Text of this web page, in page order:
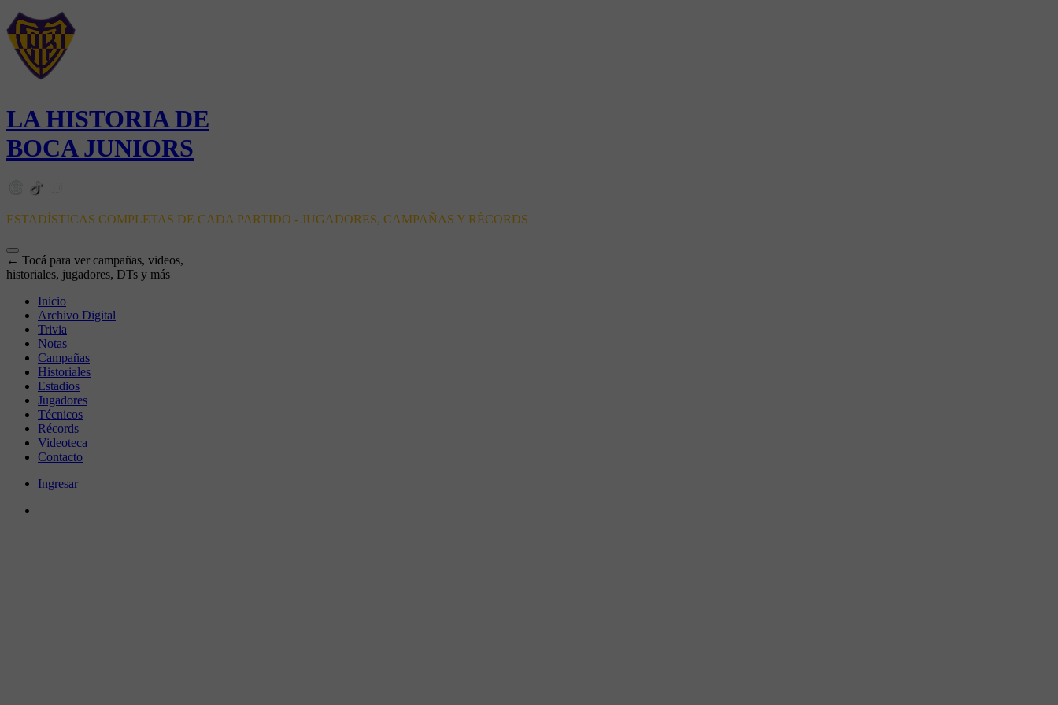
LA HISTORIA DE
BOCA JUNIORS
ESTADÍSTICAS COMPLETAS DE CADA PARTIDO - JUGADORES, CAMPAÑAS Y RÉCORDS
← Tocá para ver campañas, videos,
historiales, jugadores, DTs y más
Inicio
Archivo Digital
Trivia
Notas
Campañas
Historiales
Estadios
Jugadores
Técnicos
Récords
Videoteca
Contacto
Ingresar